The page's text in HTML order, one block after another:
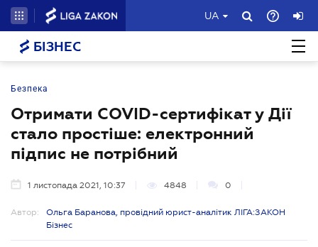
UA
БІЗНЕС
Безпека
Отримати COVID-сертифікат у Дії
стало простіше: електронний
підпис не потрібний
1 листопада 2021, 10:37 4848 0
Автор:
Ольга Баранова, провідний юрист-аналітик ЛІГА:ЗАКОН
Бізнес